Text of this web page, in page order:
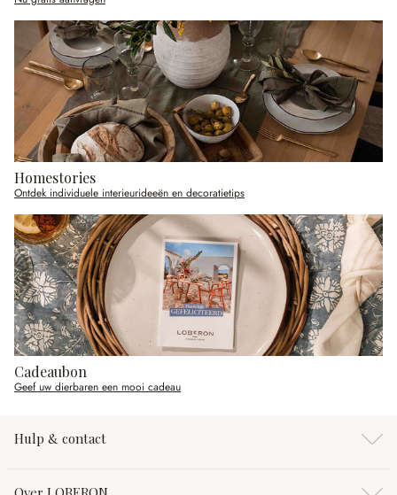
Homestories
Ontdek individuele interieurideeën en decoratietips
Cadeaubon
Geef uw dierbaren een mooi cadeau
Hulp & contact